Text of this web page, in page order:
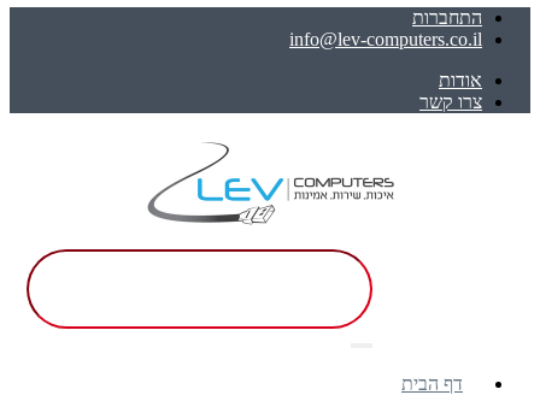
התחברות
info@lev-computers.co.il
אודות
צרו קשר
דף הבית